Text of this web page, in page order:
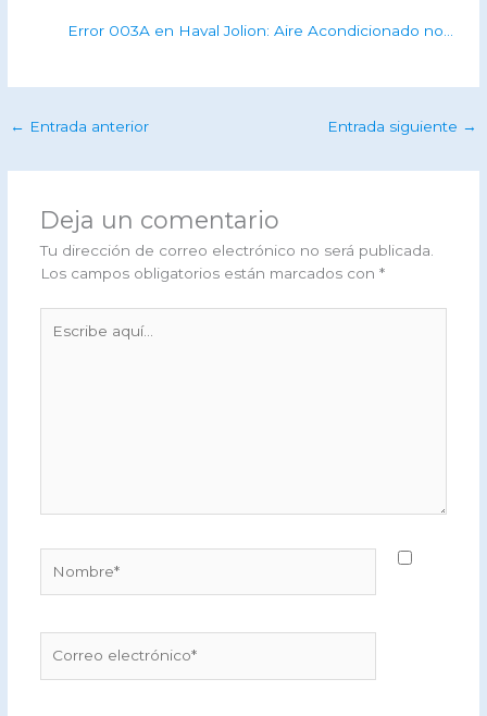
Error 003A en Haval Jolion: Aire Acondicionado no…
← Entrada anterior Entrada siguiente →
Deja un comentario
Tu dirección de correo electrónico no será publicada.
Los campos obligatorios están marcados con *
aquí...
electrónico*